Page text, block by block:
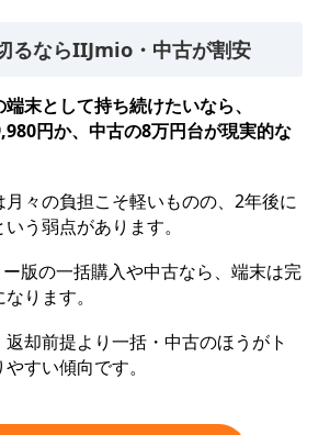
るならIIJmio・中古が割安
末として持ち続けたいなら、
円か、中古の8万円台が現実的な
々の負担こそ軽いものの、2年後に
う弱点があります。
版の一括購入や中古なら、端末は完
ります。
却前提より一括・中古のほうがト
すい傾向です。